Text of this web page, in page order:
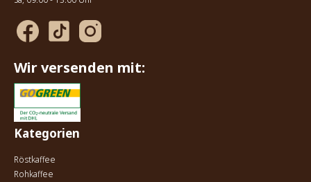
Wir versenden mit:
Kategorien
Röstkaffee
Rohkaffee